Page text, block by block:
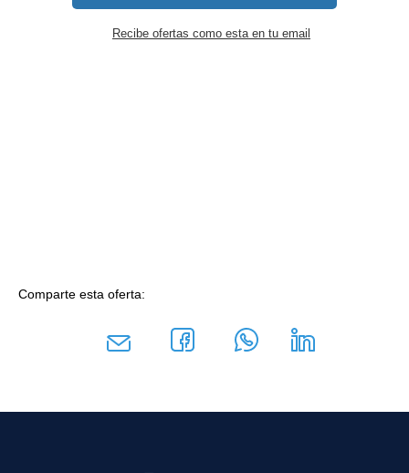
Recibe ofertas como esta en tu email
Comparte esta oferta: